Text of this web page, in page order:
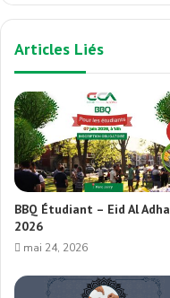
Articles Liés
BBQ Étudiant – Eid Al Adha
2026
mai 24, 2026